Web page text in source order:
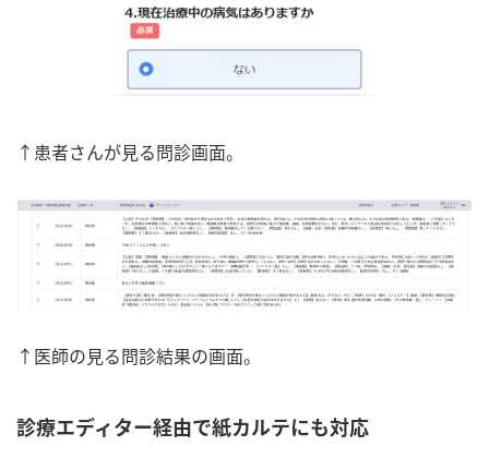
↑患者さんが見る問診画面。
↑医師の見る問診結果の画面。
診療エディター経由で紙カルテにも対応